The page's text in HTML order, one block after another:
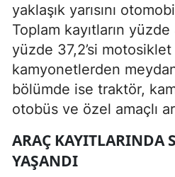
yaklaşık yarısını
Toplam kayıtların
yüzde 37,2’si motosiklet
kamyonetlerden
bölümde ise traktör,
otobüs ve özel amaçlı
ARAÇ KAYITLARINDA
YAŞANDI